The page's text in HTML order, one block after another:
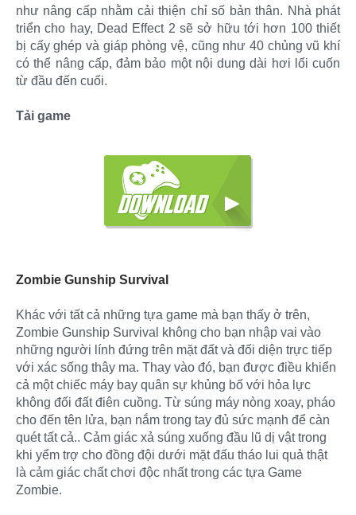
như nâng cấp nhằm cải thiện chỉ số bản thân. Nhà phát
triển cho hay, Dead Effect 2 sẽ sở hữu tới hơn 100 thiết
bị cấy ghép và giáp phòng vệ, cũng như 40 chủng vũ khí
có thể nâng cấp, đảm bảo một nội dung dài hơi lối cuốn
từ đầu đến cuối.
Tải game
Zombie Gunship Survival
Khác với tất cả những tựa game mà bạn thấy ở trên,
Zombie Gunship Survival không cho bạn nhập vai vào
những người lính đứng trên mặt đất và đối diện trực tiếp
với xác sống thây ma. Thay vào đó, bạn được điều khiển
cả một chiếc máy bay quân sự khủng bố với hỏa lực
không đối đất điên cuồng. Từ súng máy nòng xoay, pháo
cho đến tên lửa, bạn nắm trong tay đủ sức mạnh để càn
quét tất cả.. Cảm giác xả súng xuống đầu lũ dị vật trong
khi yểm trợ cho đồng đội dưới mặt đấu tháo lui quả thật
là cảm giác chất chơi độc nhất trong các tựa Game
Zombie.